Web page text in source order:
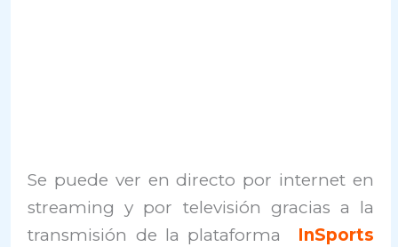
Se puede ver en directo por internet en
streaming y por televisión gracias a la
transmisión de la plataforma InSports